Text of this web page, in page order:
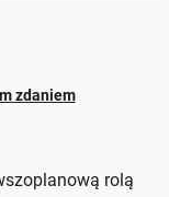
zdaniem
rolą